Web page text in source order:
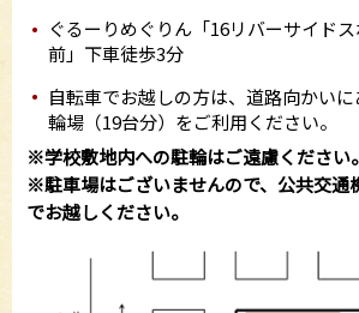
ぐるーりめぐりん「16リバーサイド
前」下車徒歩3分
自転車でお越しの方は、道路向かい
輪場（19台分）をご利用ください。
※学校敷地内への駐輪はご遠慮ください。
※駐車場はございませんので、公共交通
でお越しください。